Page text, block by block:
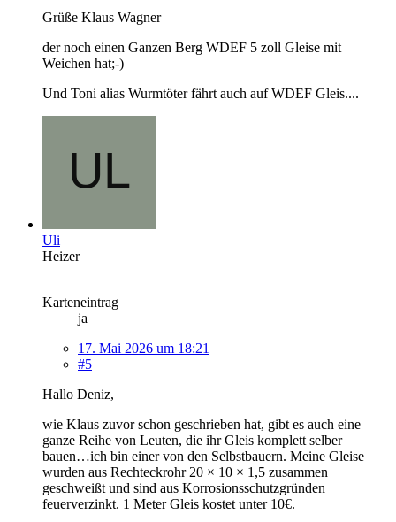
Grüße Klaus Wagner
der noch einen Ganzen Berg WDEF 5 zoll Gleise mit
Weichen hat;-)
Und Toni alias Wurmtöter fährt auch auf WDEF Gleis....
Uli
Heizer
Karteneintrag
ja
17. Mai 2026 um 18:21
#5
Hallo Deniz,
wie Klaus zuvor schon geschrieben hat, gibt es auch eine
ganze Reihe von Leuten, die ihr Gleis komplett selber
bauen…ich bin einer von den Selbstbauern. Meine Gleise
wurden aus Rechteckrohr 20 × 10 × 1,5 zusammen
geschweißt und sind aus Korrosionsschutzgründen
feuerverzinkt. 1 Meter Gleis kostet unter 10€.